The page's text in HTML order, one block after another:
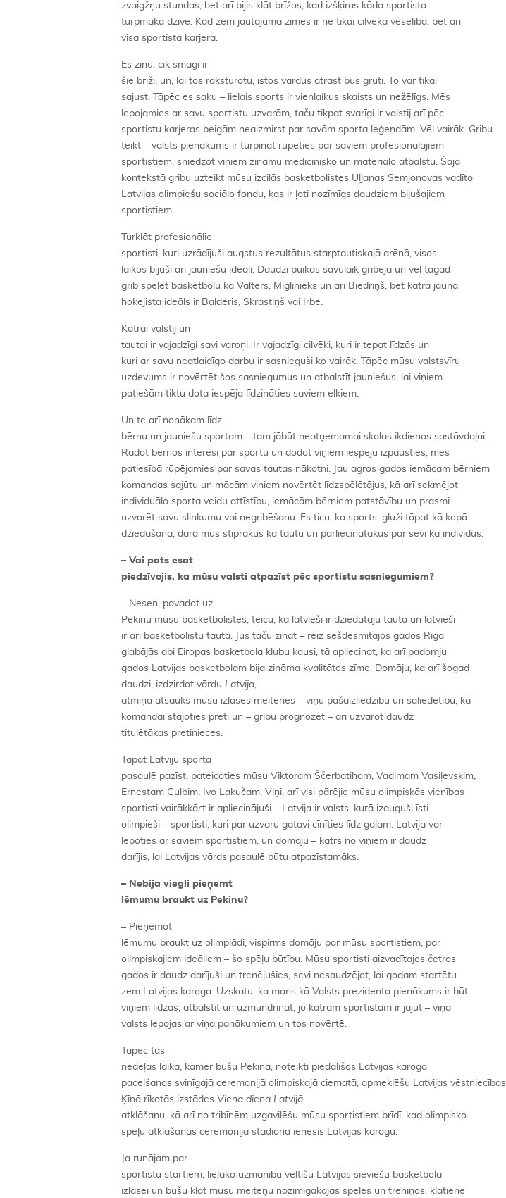
zvaigžņu stundas, bet arī bijis klāt brīžos, kad izšķiras kāda sportista
turpmākā dzīve. Kad zem jautājuma zīmes ir ne tikai cilvēka veselība, bet arī
visa sportista karjera.
Es zinu, cik smagi ir
šie brīži, un, lai tos raksturotu, īstos vārdus atrast būs grūti. To var tikai
sajust. Tāpēc es saku – lielais sports ir vienlaikus skaists un nežēlīgs. Mēs
lepojamies ar savu sportistu uzvarām, taču tikpat svarīgi ir valstij arī pēc
sportistu karjeras beigām neaizmirst par savām sporta leģendām. Vēl vairāk. Gribu
teikt – valsts pienākums ir turpināt rūpēties par saviem profesionālajiem
sportistiem, sniedzot viņiem zināmu medicīnisko un materiālo atbalstu. Šajā
kontekstā gribu uzteikt mūsu izcilās basketbolistes Uļjanas Semjonovas vadīto
Latvijas olimpiešu sociālo fondu, kas ir ļoti nozīmīgs daudziem bijušajiem
sportistiem.
Turklāt profesionālie
sportisti, kuri uzrādījuši augstus rezultātus starptautiskajā arēnā, visos
laikos bijuši arī jauniešu ideāli. Daudzi puikas savulaik gribēja un vēl tagad
grib spēlēt basketbolu kā Valters, Miglinieks un arī Biedriņš, bet katra jaunā
hokejista ideāls ir Balderis, Skrastiņš vai Irbe.
Katrai valstij un
tautai ir vajadzīgi savi varoņi. Ir vajadzīgi cilvēki, kuri ir tepat līdzās un
kuri ar savu neatlaidīgo darbu ir sasnieguši ko vairāk. Tāpēc mūsu valstsvīru
uzdevums ir novērtēt šos sasniegumus un atbalstīt jauniešus, lai viņiem
patiešām tiktu dota iespēja līdzināties saviem elkiem.
Un te arī nonākam līdz
bērnu un jauniešu sportam – tam jābūt neatņemamai skolas ikdienas sastāvdaļai.
Radot bērnos interesi par sportu un dodot viņiem iespēju izpausties, mēs
patiesībā rūpējamies par savas tautas nākotni. Jau agros gados iemācam bērniem
komandas sajūtu un mācām viņiem novērtēt līdzspēlētājus, kā arī sekmējot
individuālo sporta veidu attīstību, iemācām bērniem patstāvību un prasmi
uzvarēt savu slinkumu vai negribēšanu. Es ticu, ka sports, gluži tāpat kā kopā
dziedāšana, dara mūs stiprākus kā tautu un pārliecinātākus par sevi kā indivīdus.
– Vai pats esat
piedzīvojis, ka mūsu valsti atpazīst pēc sportistu sasniegumiem?
– Nesen, pavadot uz
Pekinu mūsu basketbolistes, teicu, ka latvieši ir dziedātāju tauta un latvieši
ir arī basketbolistu tauta. Jūs taču zināt – reiz sešdesmitajos gados Rīgā
glabājās abi Eiropas basketbola klubu kausi, tā apliecinot, ka arī padomju
gados Latvijas basketbolam bija zināma kvalitātes zīme. Domāju, ka arī šogad
daudzi, izdzirdot vārdu Latvija,
atmiņā atsauks mūsu izlases meitenes – viņu pašaizliedzību un saliedētību, kā
komandai stājoties pretī un – gribu prognozēt – arī uzvarot daudz
titulētākas pretinieces.
Tāpat Latviju sporta
pasaulē pazīst, pateicoties mūsu Viktoram Ščerbatiham, Vadimam Vasiļevskim,
Ernestam Gulbim, Ivo Lakučam. Viņi, arī visi pārējie mūsu olimpiskās vienības
sportisti vairākkārt ir apliecinājuši – Latvija ir valsts, kurā izauguši īsti
olimpieši – sportisti, kuri par uzvaru gatavi cīnīties līdz galam. Latvija var
lepoties ar saviem sportistiem, un domāju – katrs no viņiem ir daudz
darījis, lai Latvijas vārds pasaulē būtu atpazīstamāks.
– Nebija viegli pieņemt
lēmumu braukt uz Pekinu?
– Pieņemot
lēmumu braukt uz olimpiādi, vispirms domāju par mūsu sportistiem, par
olimpiskajiem ideāliem – šo spēļu būtību. Mūsu sportisti aizvadītajos četros
gados ir daudz darījuši un trenējušies, sevi nesaudzējot, lai godam startētu
zem Latvijas karoga. Uzskatu, ka mans kā Valsts prezidenta pienākums ir būt
viņiem līdzās, atbalstīt un uzmundrināt, jo katram sportistam ir jājūt – viņa
valsts lepojas ar viņa panākumiem un tos novērtē.
Tāpēc tās
nedēļas laikā, kamēr būšu Pekinā, noteikti piedalīšos Latvijas karoga
pacelšanas svinīgajā ceremonijā olimpiskajā ciematā, apmeklēšu Latvijas vēstniecības
Ķīnā rīkotās izstādes Viena diena Latvijā
atklāšanu, kā arī no tribīnēm uzgavilēšu mūsu sportistiem brīdī, kad olimpisko
spēļu atklāšanas ceremonijā stadionā ienesīs Latvijas karogu.
Ja runājam par
sportistu startiem, lielāko uzmanību veltīšu Latvijas sieviešu basketbola
izlasei un būšu klāt mūsu meiteņu nozīmīgākajās spēlēs un treniņos, klātienē